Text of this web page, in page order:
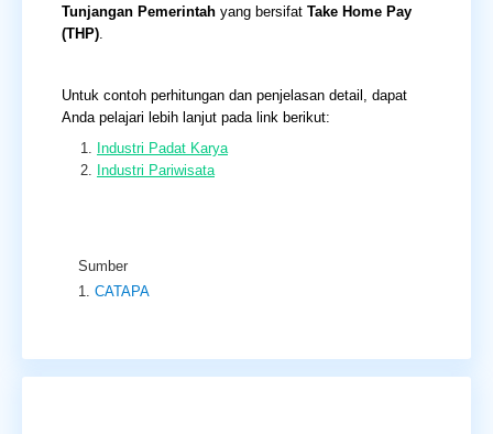
Tunjangan Pemerintah yang bersifat Take Home Pay
(THP).
Untuk contoh perhitungan dan penjelasan detail, dapat
Anda pelajari lebih lanjut pada link berikut:
Industri Padat Karya
Industri Pariwisata
Sumber
CATAPA